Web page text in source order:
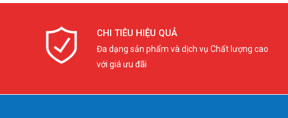
CHI TIÊU HIỆU QUẢ
Đa dạng sản phẩm và dịch vụ Chất lượng cao
với giá ưu đãi